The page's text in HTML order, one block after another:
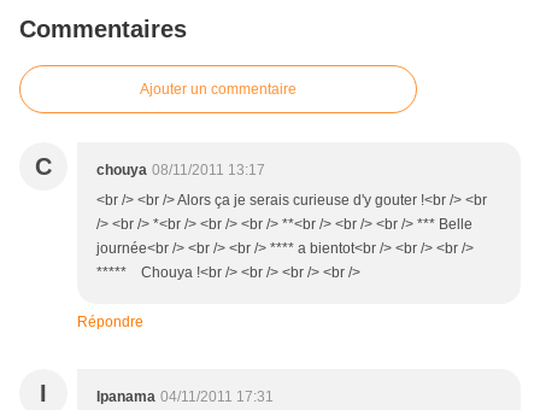
Commentaires
Ajouter un commentaire
C chouya 08/11/2011 13:17
<br /> <br /> Alors ça je serais curieuse d'y gouter !<br /> <br
/> <br /> *<br /> <br /> <br /> **<br /> <br /> <br /> *** Belle
journée<br /> <br /> <br /> **** a bientot<br /> <br /> <br />
***** Chouya !<br /> <br /> <br /> <br />
Répondre
I Ipanama 04/11/2011 17:31